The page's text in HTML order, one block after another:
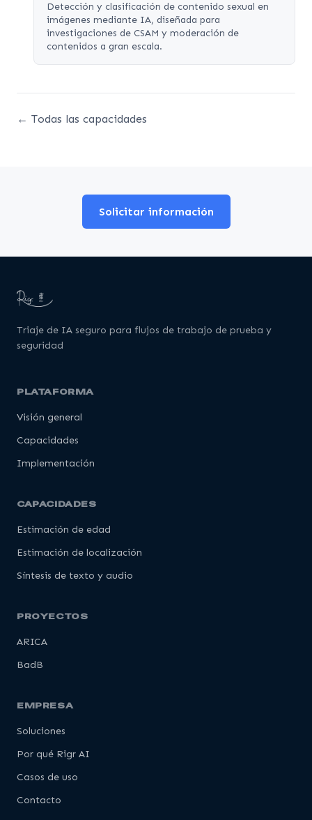
Detección y clasificación de contenido sexual en
imágenes mediante IA, diseñada para
investigaciones de CSAM y moderación de
contenidos a gran escala.
← Todas las capacidades
Solicitar información
Triaje de IA seguro para flujos de trabajo de prueba y
seguridad
PLATAFORMA
Visión general
Capacidades
Implementación
CAPACIDADES
Estimación de edad
Estimación de localización
Síntesis de texto y audio
PROYECTOS
ARICA
BadB
EMPRESA
Soluciones
Por qué Rigr AI
Casos de uso
Contacto